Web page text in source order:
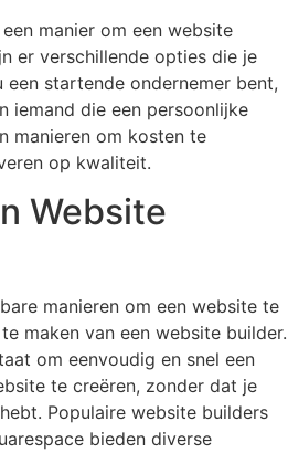
manier om een website
er verschillende opties die je
een startende ondernemer bent,
iemand die een persoonlijke
manieren om kosten te
op kwaliteit.
Website
manieren om een website te
maken van een website builder.
om eenvoudig en snel een
te creëren, zonder dat je
Populaire website builders
bieden diverse